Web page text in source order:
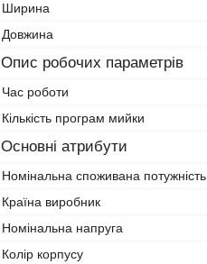
Ширина
Довжина
Опис робочих параметрів
Час роботи
Кількість програм мийки
Основні атрибути
Номінальна споживана потужність
Країна виробник
Номінальна напруга
Колір корпусу